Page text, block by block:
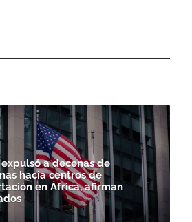
expulsó a decenas de
hacia centros de
en África, afirman